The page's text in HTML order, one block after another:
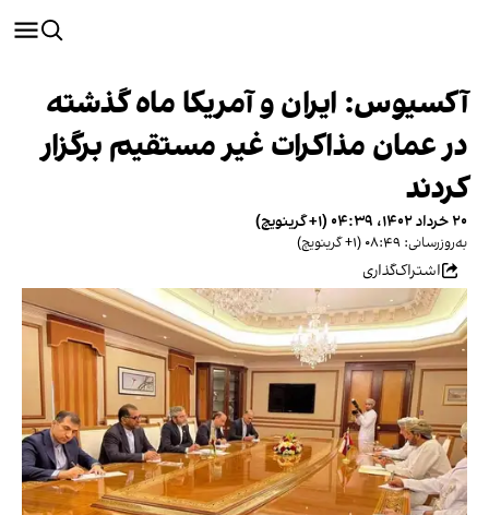
آکسیوس: ایران و آمریکا ماه گذشته
در عمان مذاکرات غیر مستقیم برگزار
کردند
۲۰ خرداد ۱۴۰۲، ۰۴:۳۹ (‎+۱ گرینویچ)
به‌روزرسانی: ۰۸:۴۹ (‎+۱ گرینویچ)
اشتراک‌گذاری